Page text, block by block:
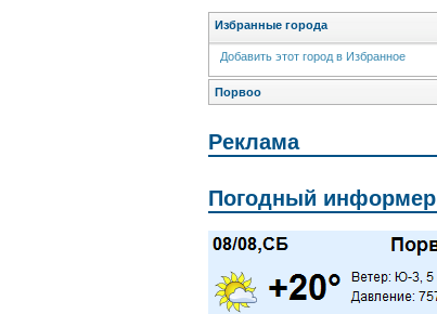
Избранные города
Добавить этот город в Избранное
Порвоо
Реклама
Погодный информер